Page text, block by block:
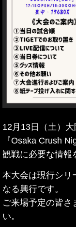
12月13日（土）
『Osaka Crush
観戦に必要な情報
本大会は現行シリ
なる興行です。
ご来場予定の皆さ
い。